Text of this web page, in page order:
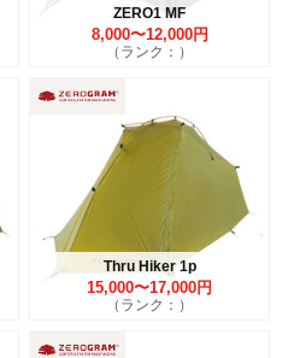
ZERO1 MF
8,000〜12,000円
（ランク：）
Thru Hiker 1p
15,000〜17,000円
（ランク：）